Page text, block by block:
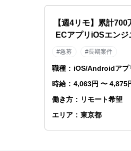
【週4リモ】累計
ECアプリiOSエンジ
#急募 #長期案件
職種 : iOS/Androidアプ
時給 : 4,063円 〜 4,875
働き方 : リモート希望
エリア : 東京都